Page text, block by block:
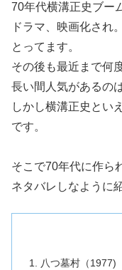
70年代横溝正史ブー
ドラマ、映画化され
とってます。
その後も最近まで何
長い間人気があるの
しかし横溝正史とい
です。
そこで70年代に作ら
ネタバレしなように
八つ墓村（1977)